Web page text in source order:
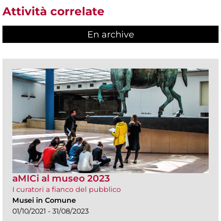
Attività correlate
En archive
aMICi al museo 2023
I curatori a fianco del pubblico
Musei in Comune
01/10/2021 - 31/08/2023